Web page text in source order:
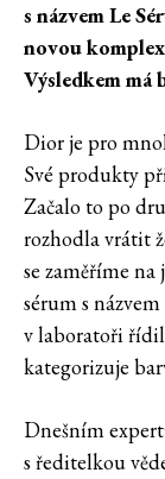
s názvem Le
novou
Výsledkem má
Dior je pro
Své produkty
Začalo to po
rozhodla vrátit
se zaměříme
sérum s
v laboratoři
kategorizuje
Dnešním
s ředitelkou